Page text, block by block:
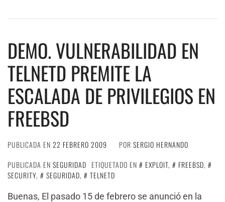
DEMO. VULNERABILIDAD EN
TELNETD PREMITE LA
ESCALADA DE PRIVILEGIOS EN
FREEBSD
PUBLICADA EN 22 FEBRERO 2009 POR SERGIO HERNANDO
PUBLICADA EN SEGURIDAD ETIQUETADO EN EXPLOIT, FREEBSD,
SECURITY, SEGURIDAD,
TELNETD
Buenas, El pasado 15 de febrero se anunció en la